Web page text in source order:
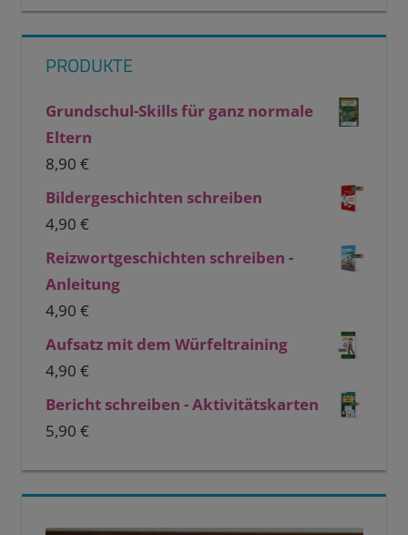
PRODUKTE
Grundschul-Skills für ganz normale
Eltern
8,90 €
Bildergeschichten schreiben
4,90 €
Reizwortgeschichten schreiben -
Anleitung
4,90 €
Aufsatz mit dem Würfeltraining
4,90 €
Bericht schreiben - Aktivitätskarten
5,90 €